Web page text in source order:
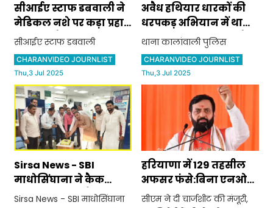
सीआईए स्टाफ डबवाली ने
मेडिकल नशे पर कड़ा प्रहार
करते हुए सैलून संचालक
को नशे में प्रयुक्त होने वाली
300 गोलियों व कैप्सूल के
साथ किया काबू, मेडिकल
संचालक को भी नोटिस
सीआईए स्टाफ डबवाली
CHARANVIDEO JOURNLIST
Thu,3 Jul 2025
अवैध हथियार धारकों की
धरपकड़ अभियान में थाना
कालांवाली पुलिस ने अवैध
असला सप्लायर को काबू
कर भेजा जेल
थाना कालांवाली पुलिस
CHARANVIDEO JOURNLIST
Thu,3 Jul 2025
Sirsa News - SBI
माधोसिंघाना ने कैक
काटकर बनाया बैंक का
Sirsa News - SBI माधोसिंघाना
हरियाणा में 129 तहसील
अफसर फंसे:बिना एनओसी
की रजिस्ट्री, सीएम ने दी
सीएम ने दी चार्जशीट की मंजूरी,